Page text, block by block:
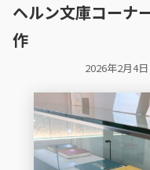
ヘルン文庫コーナ
作
2026年2月4日